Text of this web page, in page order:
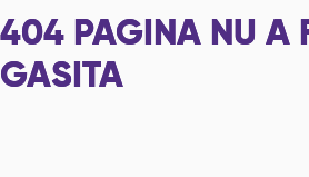
404 PAGINA NU A
GASITA